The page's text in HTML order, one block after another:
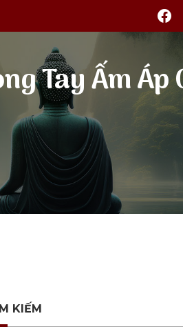
Tay Ấm Áp
KIẾM